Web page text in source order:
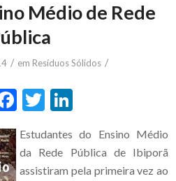
Médio de Rede
/ em Resíduos Sólidos /
Facebook
Twitter
Estudantes do Ensino Médio
da Rede Pública de Ibiporã
assistiram pela primeira vez ao